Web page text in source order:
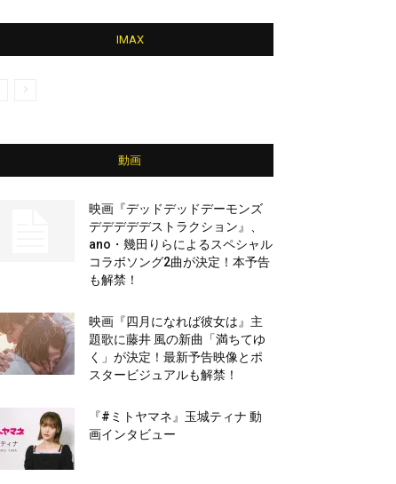
IMAX
動画
映画『デッドデッドデーモンズ
デデデデデストラクション』、
ano・幾田りらによるスペシャル
コラボソング2曲が決定！本予告
も解禁！
映画『四月になれば彼女は』主
題歌に藤井 風の新曲「満ちてゆ
く」が決定！最新予告映像とポ
スタービジュアルも解禁！
『#ミトヤマネ』玉城ティナ 動
画インタビュー